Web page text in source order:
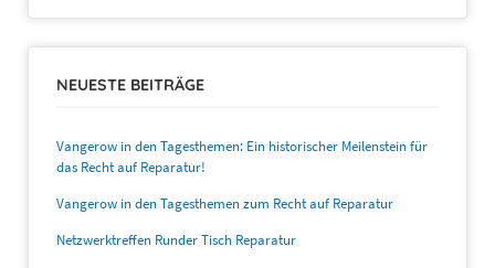
NEUESTE BEITRÄGE
Vangerow in den Tagesthemen: Ein historischer Meilenstein für
das Recht auf Reparatur!
Vangerow in den Tagesthemen zum Recht auf Reparatur
Netzwerktreffen Runder Tisch Reparatur